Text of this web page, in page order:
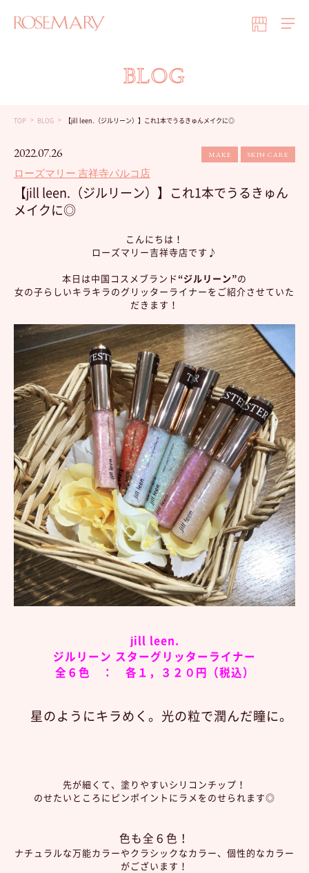
BLOG
TOP BLOG 【jill leen.（ジルリーン）】これ1本でうるきゅんメイクに◎
2022.07.26
ローズマリー 吉祥寺パルコ店
MAKE SKIN CARE
【jill leen.（ジルリーン）】これ1本でうるきゅん
メイクに◎
こんにちは！
ローズマリー吉祥寺店です♪
本日は中国コスメブランド“ジルリーン”の
女の子らしいキラキラのグリッターライナーをご紹介させていた
だきます！
jill leen.
ジルリーン スターグリッターライナー
全６色 ： 各１，３２０円（税込）
星のようにキラめく。光の粒で潤んだ瞳に。
先が細くて、塗りやすいシリコンチップ！
のせたいところにピンポイントにラメをのせられます◎
色も全６色！
ナチュラルな万能カラーやクラシックなカラー、個性的なカラー
がございます！